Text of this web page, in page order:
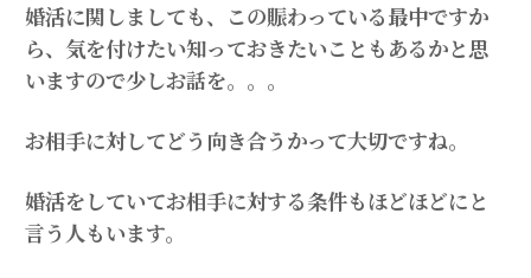
婚活に関しましても、この賑わっている最中ですか
ら、気を付けたい知っておきたいこともあるかと思
いますので少しお話を。。。
お相手に対してどう向き合うかって大切ですね。
婚活をしていてお相手に対する条件もほどほどにと
言う人もいます。